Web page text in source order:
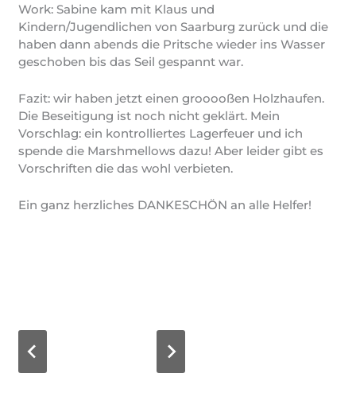
Work: Sabine kam mit Klaus und
Kindern/Jugendlichen von Saarburg zurück und die
haben dann abends die Pritsche wieder ins Wasser
geschoben bis das Seil gespannt war.
Fazit: wir haben jetzt einen grooooßen Holzhaufen.
Die Beseitigung ist noch nicht geklärt. Mein
Vorschlag: ein kontrolliertes Lagerfeuer und ich
spende die Marshmellows dazu! Aber leider gibt es
Vorschriften die das wohl verbieten.
Ein ganz herzliches DANKESCHÖN an alle Helfer!